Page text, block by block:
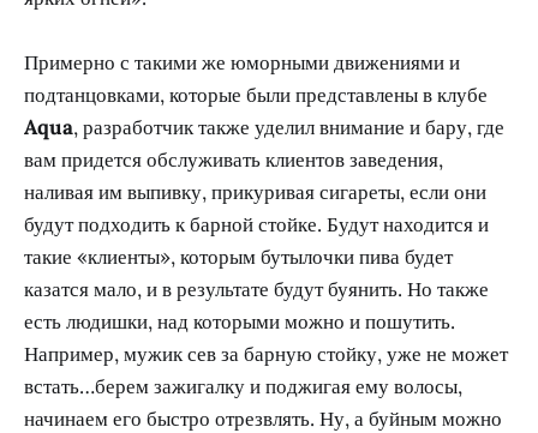
Примерно с такими же юморными движениями и
подтанцовками, которые были представлены в клубе
Aqua, разработчик также уделил внимание и бару, где
вам придется обслуживать клиентов заведения,
наливая им выпивку, прикуривая сигареты, если они
будут подходить к барной стойке. Будут находится и
такие «клиенты», которым бутылочки пива будет
казатся мало, и в результате будут буянить. Но также
есть людишки, над которыми можно и пошутить.
Например, мужик сев за барную стойку, уже не может
встать…берем зажигалку и поджигая ему волосы,
начинаем его быстро отрезвлять. Ну, а буйным можно